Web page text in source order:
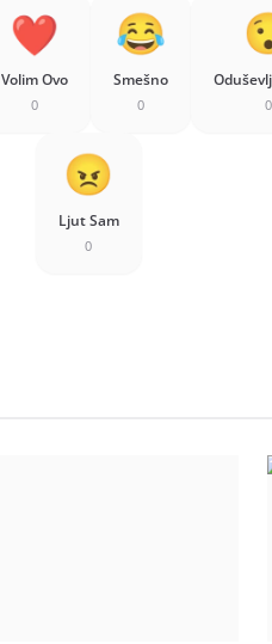
Volim Ovo
0
Smešno
0 0
Ljut Sam
0